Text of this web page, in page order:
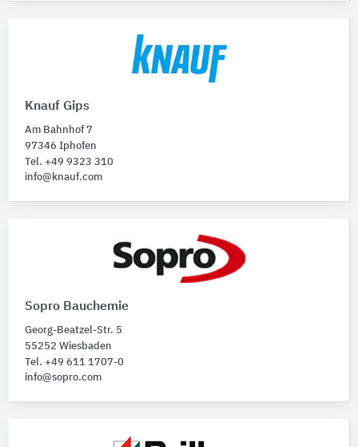
Knauf Gips
Am Bahnhof 7
97346 Iphofen
Tel. +49 9323 310
info@knauf.com
Sopro Bauchemie
Georg-Beatzel-Str. 5
55252 Wiesbaden
Tel. +49 611 1707-0
info@sopro.com